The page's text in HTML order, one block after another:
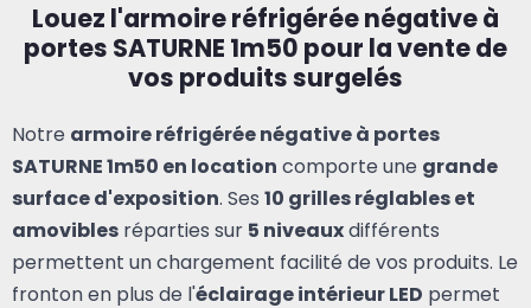
Louez l'armoire réfrigérée négative à
portes SATURNE 1m50 pour la vente de
vos produits surgelés
Notre armoire réfrigérée négative à portes
SATURNE 1m50 en location comporte une grande
surface d'exposition. Ses 10 grilles réglables et
amovibles réparties sur 5 niveauxdifférents
permettent un chargement facilité de vos produits. Le
fronton en plus de l'éclairage intérieur LED permet